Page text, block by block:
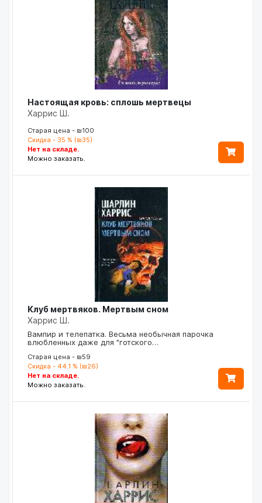
Настоящая кровь: сплошь мертвецы
Харрис Ш.
Старая цена - ₪100
Скидка - 35 % (₪35)
Нет на складе.
Можно заказать.
Клуб мертвяков. Мертвым сном
Харрис Ш.
Вампир и телепатка. Весьма необычная парочка
влюбленных даже для "готского…
Старая цена - ₪59
Скидка - 44.1 % (₪26)
Нет на складе.
Можно заказать.